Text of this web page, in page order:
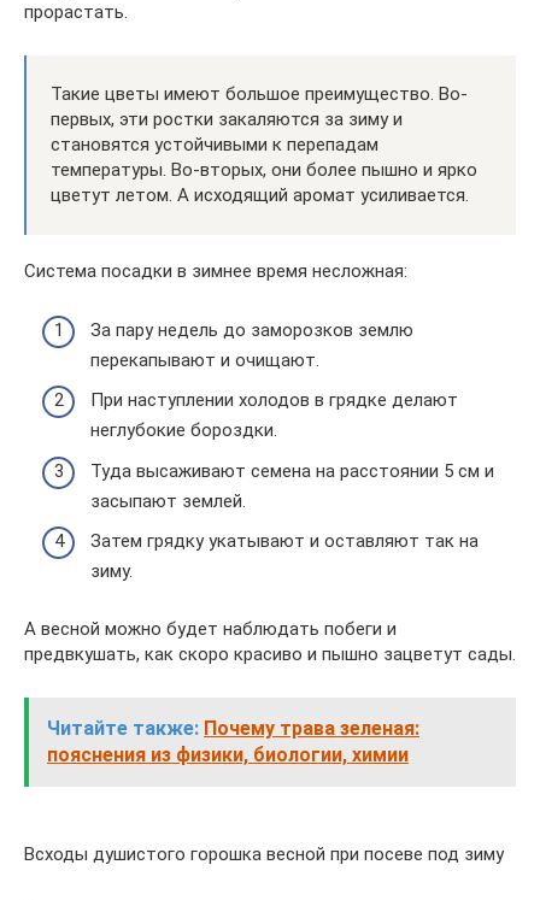
прорастать.
Такие цветы имеют большое преимущество. Во-
первых, эти ростки закаляются за зиму и
становятся устойчивыми к перепадам
температуры. Во-вторых, они более пышно и ярко
цветут летом. А исходящий аромат усиливается.
Система посадки в зимнее время несложная:
За пару недель до заморозков землю
перекапывают и очищают.
При наступлении холодов в грядке делают
неглубокие бороздки.
Туда высаживают семена на расстоянии 5 см и
засыпают землей.
Затем грядку укатывают и оставляют так на
зиму.
А весной можно будет наблюдать побеги и
предвкушать, как скоро красиво и пышно зацветут сады.
Читайте также: Почему трава зеленая:
пояснения из физики, биологии, химии
Всходы душистого горошка весной при посеве под зиму